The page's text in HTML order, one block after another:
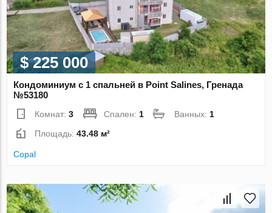
$ 225 000
Кондоминиум с 1 спальней в Point Salines, Гренада
№53180
Комнат:3 Спален:1 Ванных:1
Площадь:43.48 м²
Copal